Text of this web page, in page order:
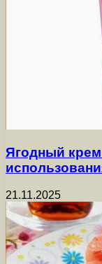
Ягодный
21.11.2025